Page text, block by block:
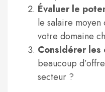
Évaluer le
le salaire moyen
votre domaine
Considérer les
beaucoup
secteur ?